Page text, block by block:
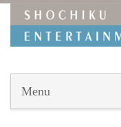
Menu